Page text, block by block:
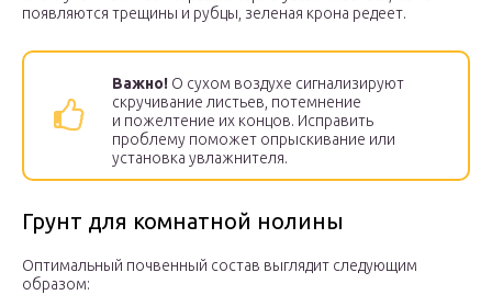
появляются трещины и рубцы, зеленая крона редеет.
Важно! О сухом воздухе сигнализируют
скручивание листьев, потемнение
и пожелтение их концов. Исправить
проблему поможет опрыскивание или
установка увлажнителя.
Грунт для комнатной нолины
Оптимальный почвенный состав выглядит следующим
образом: